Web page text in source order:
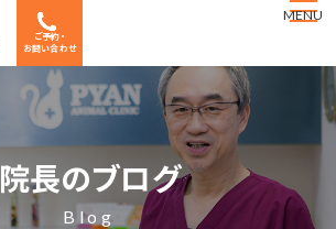
ご予約・
お問い合わせ
MENU
院長のブログ
Blog